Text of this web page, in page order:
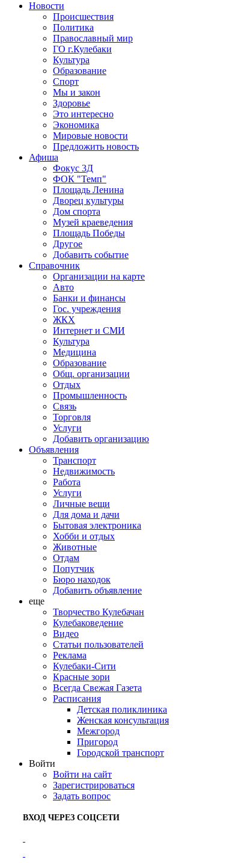
Новости
Происшествия
Политика
Православный мир
ГО г.Кулебаки
Культура
Образование
Спорт
Мы и закон
Здоровье
Это интересно
Экономика
Мировые новости
Предложить новость
Афиша
Фокус 3Д
ФОК "Темп"
Площадь Ленина
Дворец культуры
Дом спорта
Музей краеведения
Площадь Победы
Другое
Добавить событие
Справочник
Организации на карте
Авто
Банки и финансы
Гос. учреждения
ЖКХ
Интернет и СМИ
Культура
Медицина
Образование
Общ. организации
Отдых
Промышленность
Связь
Торговля
Услуги
Добавить организацию
Объявления
Транспорт
Недвижимость
Работа
Услуги
Личные вещи
Для дома и дачи
Бытовая электроника
Хобби и отдых
Животные
Отдам
Попутчик
Бюро находок
Добавить объявление
еще
Творчество Кулебачан
Кулебаковедение
Видео
Статьи пользователей
Реклама
Кулебаки-Сити
Красные зори
Всегда Свежая Газета
Расписания
Детская поликлиника
Женская консультация
Межгород
Пригород
Городской транспорт
Войти
Войти на сайт
Зарегистрироваться
Задать вопрос
ВХОД ЧЕРЕЗ СОЦСЕТИ